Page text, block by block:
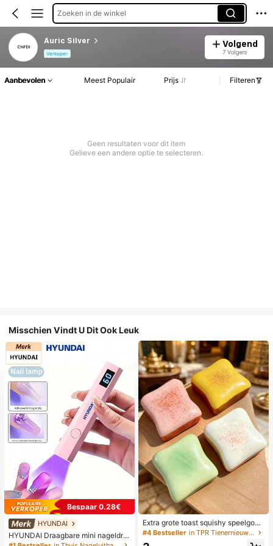
Zoeken in de winkel
Auric Silver
Verkoper
Volgend
7 Volgers
Aanbevolen Meest Populair Prijs Filteren
Geen resultaten voor dit item
Gelieve een andere optie te selecteren.
Misschien Vindt U Dit Ook Leuk
Bespaar 0.28€
HYUNDAI
HYUNDAI Draagbare mini nageldro
ger, oplaadbare handlamp UV/LED
Extra grote toast squishy speelgoe
d, superzachte boter toast stressve
#4 Bestseller in TPR Tienernieuwigheid en grappenspeelgoed